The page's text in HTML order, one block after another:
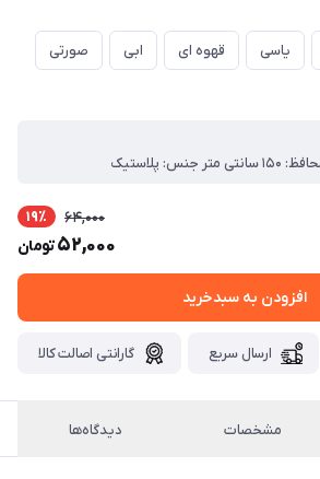
یاسی قهوه ای ابی صورتی
64,000 19٪
52,000تومان
افزودن به سبدخرید
ارسال سریع گارانتی اصالت کالا
مشخصات دیدگاه‌ها